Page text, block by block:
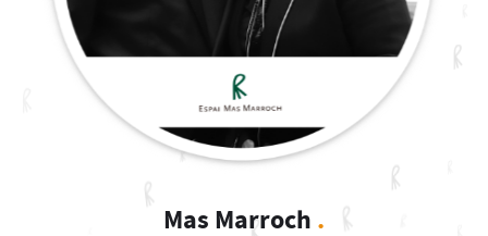
Mas Marroch .